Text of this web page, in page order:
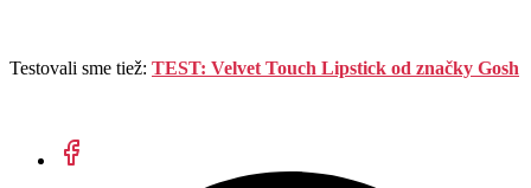
Testovali sme tiež: TEST: Velvet Touch Lipstick od značky Gosh